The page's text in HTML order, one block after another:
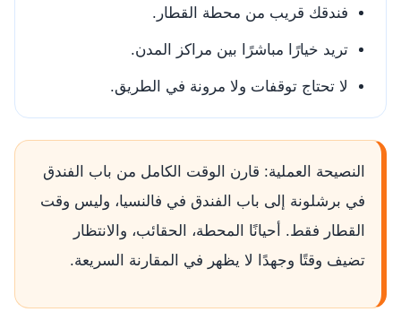
فندقك قريب من محطة القطار.
تريد خيارًا مباشرًا بين مراكز المدن.
لا تحتاج توقفات ولا مرونة في الطريق.
النصيحة العملية: قارن الوقت الكامل من باب الفندق
في برشلونة إلى باب الفندق في فالنسيا، وليس وقت
القطار فقط. أحيانًا المحطة، الحقائب، والانتظار
تضيف وقتًا وجهدًا لا يظهر في المقارنة السريعة.